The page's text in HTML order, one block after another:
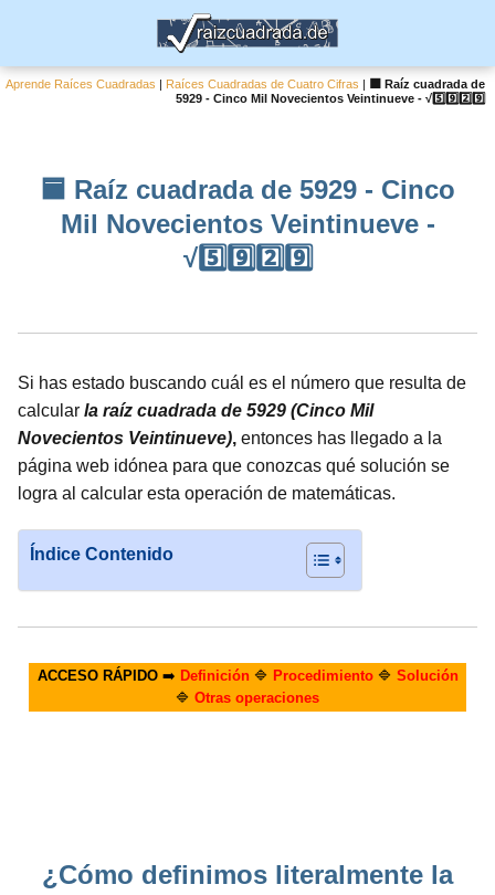
Aprende Raíces Cuadradas | Raíces Cuadradas de Cuatro Cifras |
🟦 Raíz cuadrada de
5929 - Cinco Mil Novecientos Veintinueve - √5️⃣9️⃣2️⃣9️⃣
🟦 Raíz cuadrada de 5929 - Cinco
Mil Novecientos Veintinueve -
√5️⃣9️⃣2️⃣9️⃣
Si has estado buscando cuál es el número que resulta de
calcular la raíz cuadrada de 5929 (Cinco Mil
Novecientos Veintinueve), entonces has llegado a la
página web idónea para que conozcas qué solución se
logra al calcular esta operación de matemáticas.
Índice Contenido
ACCESO RÁPIDO➡️ Definición🔷 Procedimiento🔷 Solución
🔷 Otras operaciones
¿Cómo definimos literalmente la